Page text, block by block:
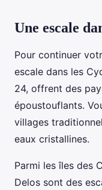
Une escale
Pour continuer
escale dans les
24, offrent des
époustouflants.
villages
eaux cristallines.
Parmi les îles des
Delos sont des